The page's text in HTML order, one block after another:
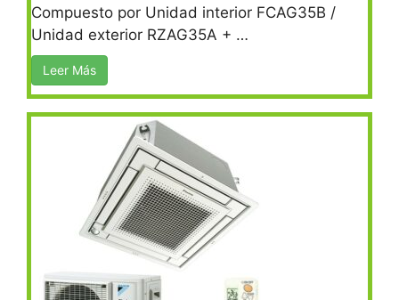
Compuesto por Unidad interior FCAG35B /
Unidad exterior RZAG35A + …
Leer Más